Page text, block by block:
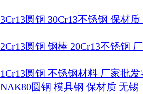
3Cr13圆钢 30Cr13不锈钢 保材质
2Cr13圆钢 钢棒 20Cr13不锈钢
1Cr13圆钢 不锈钢材料 厂家批发
NAK80圆钢 模具钢 保材质 无锡